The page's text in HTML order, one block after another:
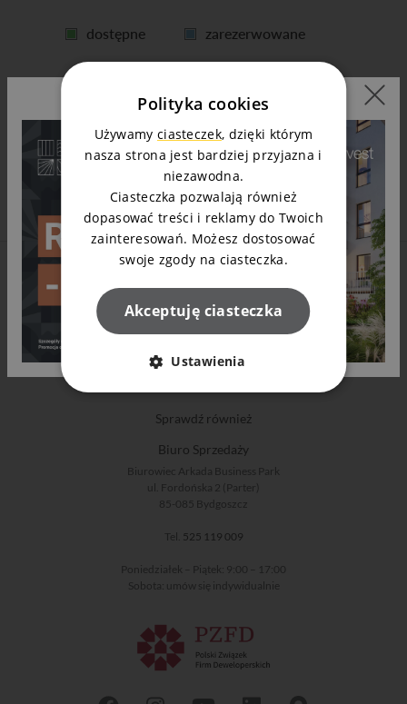
dostępne zarezerwowane
Oferta
Sprawdź również
Biuro Sprzedaży
Biurowiec Arkada Business Park
ul. Fordońska 2 (Parter)
85-085 Bydgoszcz
Tel. 525 119 009
Poniedziałek – Piątek: 9:00 – 17:00
Sobota: umów się indywidualnie
Polityka cookies
Używamy ciasteczek, dzięki którym
nasza strona jest bardziej przyjazna i
niezawodna.
Ciasteczka pozwalają również
dopasować treści i reklamy do Twoich
zainteresowań. Możesz dostosować
swoje zgody na ciasteczka.
Akceptuję ciasteczka
Ustawienia